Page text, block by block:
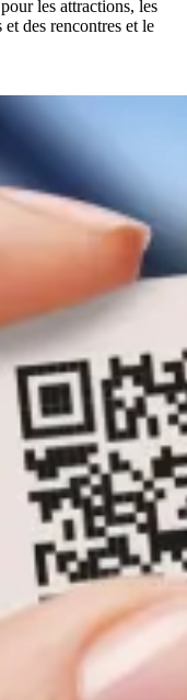
les attractions, les
et des rencontres et le